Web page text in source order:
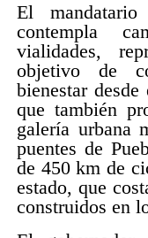
El
contempla
vialidades,
objetivo de
bienestar
que también
galería urbana
puentes de
de 450 km de
estado, que
construidos en